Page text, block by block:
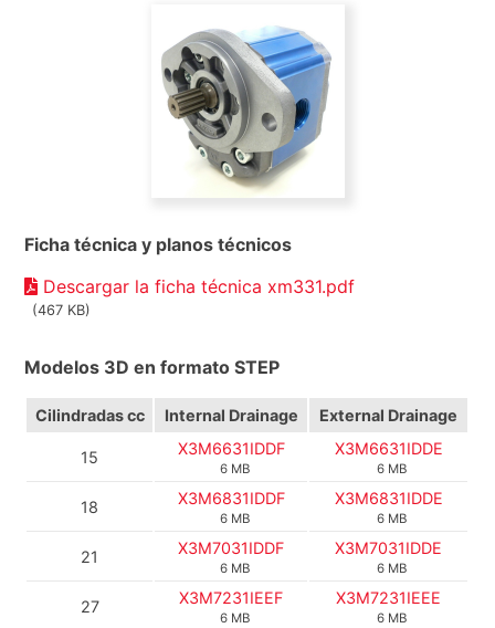
Ficha técnica y planos técnicos
Descargar la ficha técnica xm331.pdf
(467 KB)
Modelos 3D en formato STEP
Cilindradas cc Internal Drainage External Drainage
15 X3M6631IDDF
6 MB
X3M6631IDDE
6 MB
18 X3M6831IDDF
6 MB
X3M6831IDDE
6 MB
21 X3M7031IDDF
6 MB
X3M7031IDDE
6 MB
27 X3M7231IEEF
6 MB
X3M7231IEEE
6 MB